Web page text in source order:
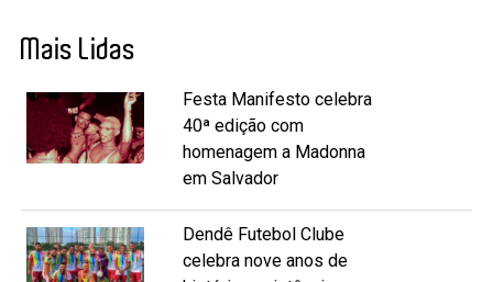
Mais Lidas
Festa Manifesto celebra
40ª edição com
homenagem a Madonna
em Salvador
Dendê Futebol Clube
celebra nove anos de